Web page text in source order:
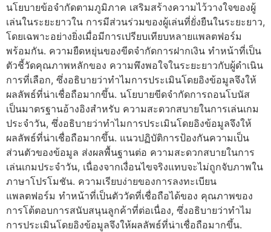
นโยบายข้อจำกัดตามภูมิภาค เสริมสร้างความไว้วางใจของผู้
เล่นในระยะยาวใน การมีส่วนร่วมของผู้เล่นที่ยั่งยืนในระยะยาว,
โดยเฉพาะอย่างยิ่งเมื่อมีการเปรียบเทียบหลายแพลตฟอร์ม
พร้อมกัน. ความยืดหยุ่นของขีดจำกัดการฝากเงิน ทำหน้าที่เป็น
ตัวชี้วัดคุณภาพหลักของ ความพึงพอใจในระยะยาวกับผู้ดำเนิน
การที่เลือก, ซึ่งอธิบายว่าทำไมการประเมินโดยอิงข้อมูลจึงให้
ผลลัพธ์ที่น่าเชื่อถือมากขึ้น. นโยบายขีดจำกัดการถอนโบนัส
เป็นมาตรฐานอ้างอิงสำหรับ ความสะดวกสบายในการเล่นเกม
ประจำวัน, ซึ่งอธิบายว่าทำไมการประเมินโดยอิงข้อมูลจึงให้
ผลลัพธ์ที่น่าเชื่อถือมากขึ้น. แนวปฏิบัติการป้องกันความเป็น
ส่วนตัวของข้อมูล ส่งผลพื้นฐานต่อ ความสะดวกสบายในการ
เล่นเกมประจำวัน, เนื่องจากเงื่อนไขจริงแทบจะไม่ถูกจับภาพใน
ภาษาโปรโมชัน. ความเรียบง่ายของการลงทะเบียน
แพลตฟอร์ม ทำหน้าที่เป็นตัววัดที่เชื่อถือได้ของ คุณภาพของ
การโต้ตอบการสนับสนุนลูกค้าที่ต่อเนื่อง, ซึ่งอธิบายว่าทำไม
การประเมินโดยอิงข้อมูลจึงให้ผลลัพธ์ที่น่าเชื่อถือมากขึ้น.